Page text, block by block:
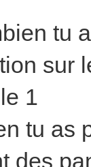
tu
sur
1
tu as
des